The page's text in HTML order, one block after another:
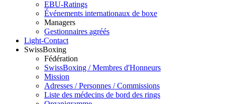
EBU-Ratings
Événements internationaux de boxe
Managers
Gestionnaires agréés
Light-Contact
SwissBoxing
Fédération
SwissBoxing / Membres d'Honneurs
Mission
Adresses / Personnes / Commissions
Liste des médecins de bord des rings